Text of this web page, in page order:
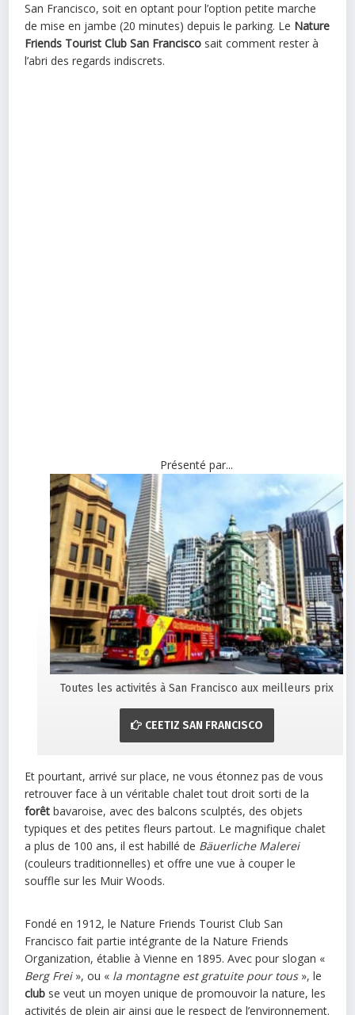
San Francisco, soit en optant pour l’option petite marche
de mise en jambe (20 minutes) depuis le parking. Le Nature
Friends Tourist Club San Francisco sait comment rester à
l’abri des regards indiscrets.
Présenté par...
Toutes les activités à San Francisco aux meilleurs prix
CEETIZ SAN FRANCISCO
Et pourtant, arrivé sur place, ne vous étonnez pas de vous
retrouver face à un véritable chalet tout droit sorti de la
forêt bavaroise, avec des balcons sculptés, des objets
typiques et des petites fleurs partout. Le magnifique chalet
a plus de 100 ans, il est habillé de Bäuerliche Malerei
(couleurs traditionnelles) et offre une vue à couper le
souffle sur les Muir Woods.
Fondé en 1912, le Nature Friends Tourist Club San
Francisco fait partie intégrante de la Nature Friends
Organization, établie à Vienne en 1895. Avec pour slogan «
Berg Frei», ou « la montagne est gratuite pour tous», le
club se veut un moyen unique de promouvoir la nature, les
activités de plein air ainsi que le respect de l’environnement.